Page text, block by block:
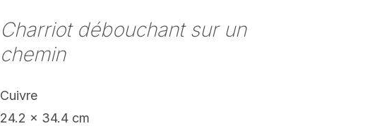
Charriot débouchant sur un
chemin
Cuivre
24.2 x 34.4 cm